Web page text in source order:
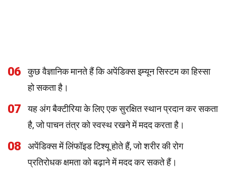
06
कुछ वैज्ञानिक मानते हैं कि अपेंडिक्स इम्यून सिस्टम का हिस्सा
हो सकता है।
07
यह अंग बैक्टीरिया के लिए एक सुरक्षित स्थान प्रदान कर सकता
है, जो पाचन तंत्र को स्वस्थ रखने में मदद करता है।
08
अपेंडिक्स में लिंफॉइड टिश्यू होते हैं, जो शरीर की रोग
प्रतिरोधक क्षमता को बढ़ाने में मदद कर सकते हैं।